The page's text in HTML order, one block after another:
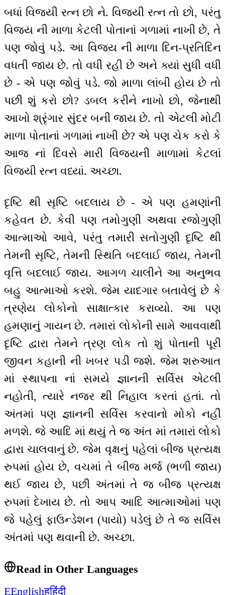
બધાં વિજયી રત્ન છો ને. વિજયી રત્ન તો છો, પરંતુ
વિજય ની માળા કેટલી પોતાનાં ગળામાં નાખી છે, તે
પણ જોવું પડે. આ વિજય ની માળા દિન-પ્રતિદિન
વધતી જાય છે. તો વધી રહી છે અને ક્યાં સુધી વધી
છે - એ પણ જોવું પડે. જો માળા લાંબી હોય છે તો
પછી શું કરો છો? ડબલ કરીને નાખો છો, જેનાથી
આખો શ્રૃંગાર સુંદર બની જાય છે. તો એટલી મોટી
માળા પોતાનાં ગળામાં નાખી છે? એ પણ ચેક કરો કે
આજ નાં દિવસે મારી વિજયની માળામાં કેટલાં
વિજયી રત્ન વધ્યાં. અચ્છા.
દૃષ્ટિ થી સૃષ્ટિ બદલાય છે - એ પણ હમણાંની
કહેવત છે. કેવી પણ તમોગુણી અથવા રજોગુણી
આત્માઓ આવે, પરંતુ તમારી સતોગુણી દૃષ્ટિ થી
તેમની સૃષ્ટિ, તેમની સ્થિતિ બદલાઈ જાય, તેમની
વૃત્તિ બદલાઈ જાય. આગળ ચાલીને આ અનુભવ
બહુ આત્માઓ કરશે. જેમ યાદગાર બતાવેલું છે કે
ત્રણેય લોકોનો સાક્ષાત્કાર કરાવ્યો. આ પણ
હમણાનું ગાયન છે. તમારાં લોકોની સામે આવવાથી
દૃષ્ટિ દ્વારા તેમને ત્રણ લોક તો શું પોતાની પૂરી
જીવન કહાની ની ખબર પડી જશે. જેમ શરુઆત
માં સ્થાપના નાં સમયે જ્ઞાનની સર્વિસ એટલી
નહોતી, ત્યારે નજર થી નિહાલ કરતાં હતાં. તો
અંતમાં પણ જ્ઞાનની સર્વિસ કરવાનો મોકો નહીં
મળશે. જે આદિ માં થયું તે જ અંત માં તમારાં લોકો
દ્વારા ચાલવાનું છે. જેમ વૃક્ષનું પહેલાં બીજ પ્રત્યક્ષ
રુપમાં હોય છે, વચમાં તે બીજ મર્જ (ભળી જાય)
થઈ જાય છે, પછી અંતમાં તે જ બીજ પ્રત્યક્ષ
રુપમાં દેખાય છે. તો આપ આદિ આત્માઓમાં પણ
જે પહેલું ફાઉન્ડેશન (પાયો) પડેલું છે તે જ સર્વિસ
અંતમાં પણ થવાની છે. અચ્છા.
Read in Other Languages
EEnglishहहिंदी